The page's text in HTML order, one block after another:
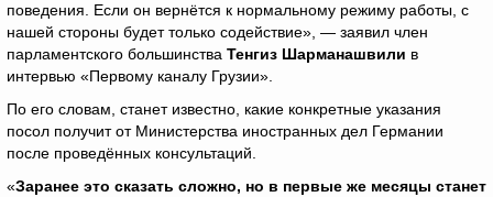
поведения. Если он вернётся к нормальному режиму работы, с
нашей стороны будет только содействие», — заявил член
парламентского большинства Тенгиз Шарманашвили в
интервью «Первому каналу Грузии».
По его словам, станет известно, какие конкретные указания
посол получит от Министерства иностранных дел Германии
после проведённых консультаций.
«Заранее это сказать сложно, но в первые же месяцы станет